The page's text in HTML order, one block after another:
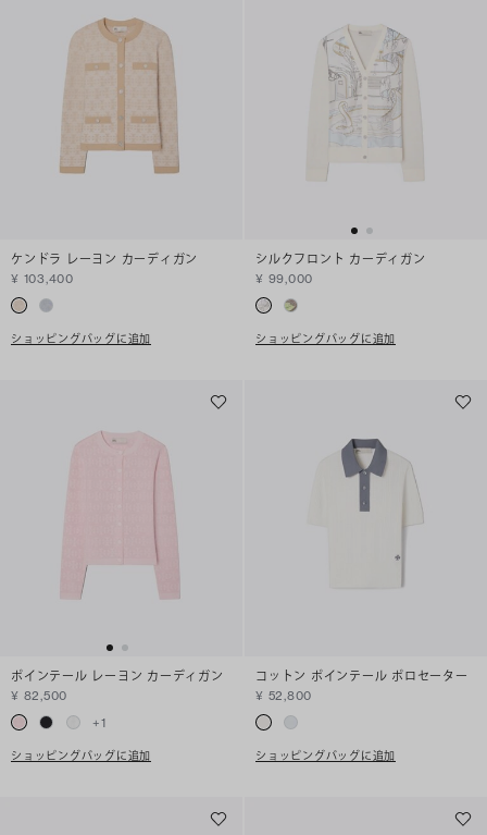
ケンドラ レーヨン カーディガン
¥ 103,400
ショッピングバッグに追加
シルクフロント カーディガン
¥ 99,000
ショッピングバッグに追加
ポインテール レーヨン カーディガン
¥ 82,500
+1
ショッピングバッグに追加
コットン ポインテール ポロセーター
¥ 52,800
ショッピングバッグに追加